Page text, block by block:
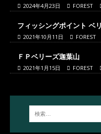
2024年4月23日 FOREST
フィッシングポイント ベ
2021年10月11日 FOREST
ＦＰベリーズ迦葉山
2021年1月15日 FOREST